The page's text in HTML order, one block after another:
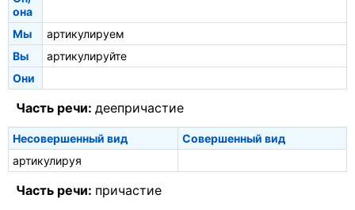
она
Мы
артикулируем
Вы
артикулируйте
Они
Часть речи: деепричастие
Несовершенный вид
Совершенный вид
артикулируя
Часть речи: причастие